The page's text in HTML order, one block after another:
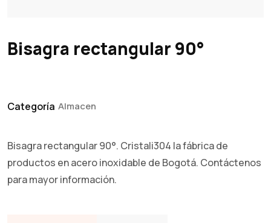
Bisagra rectangular 90°
Categoría Almacen
Bisagra rectangular 90°. Cristali304 la fábrica de
productos en acero inoxidable de Bogotá. Contáctenos
para mayor información.